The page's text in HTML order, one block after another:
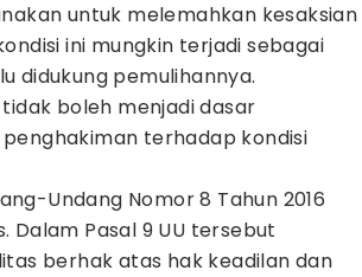
untuk melemahkan kesaksian
ini mungkin terjadi sebagai
didukung pemulihannya.
boleh menjadi dasar
terhadap kondisi
Undang Nomor 8 Tahun 2016
Dalam Pasal 9 UU tersebut
berhak atas hak keadilan dan